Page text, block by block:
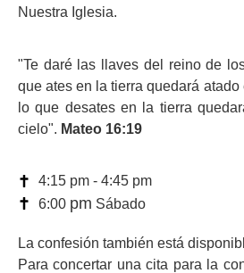
Nuestra Iglesia.
"Te daré las llaves del reino de
que ates en la tierra quedará
lo que desates en la tierra
cielo". Mateo 16:19
4:15 pm - 4:45 pm
6:00 pm Sábado
La confesión también está
Para concertar una cita para la